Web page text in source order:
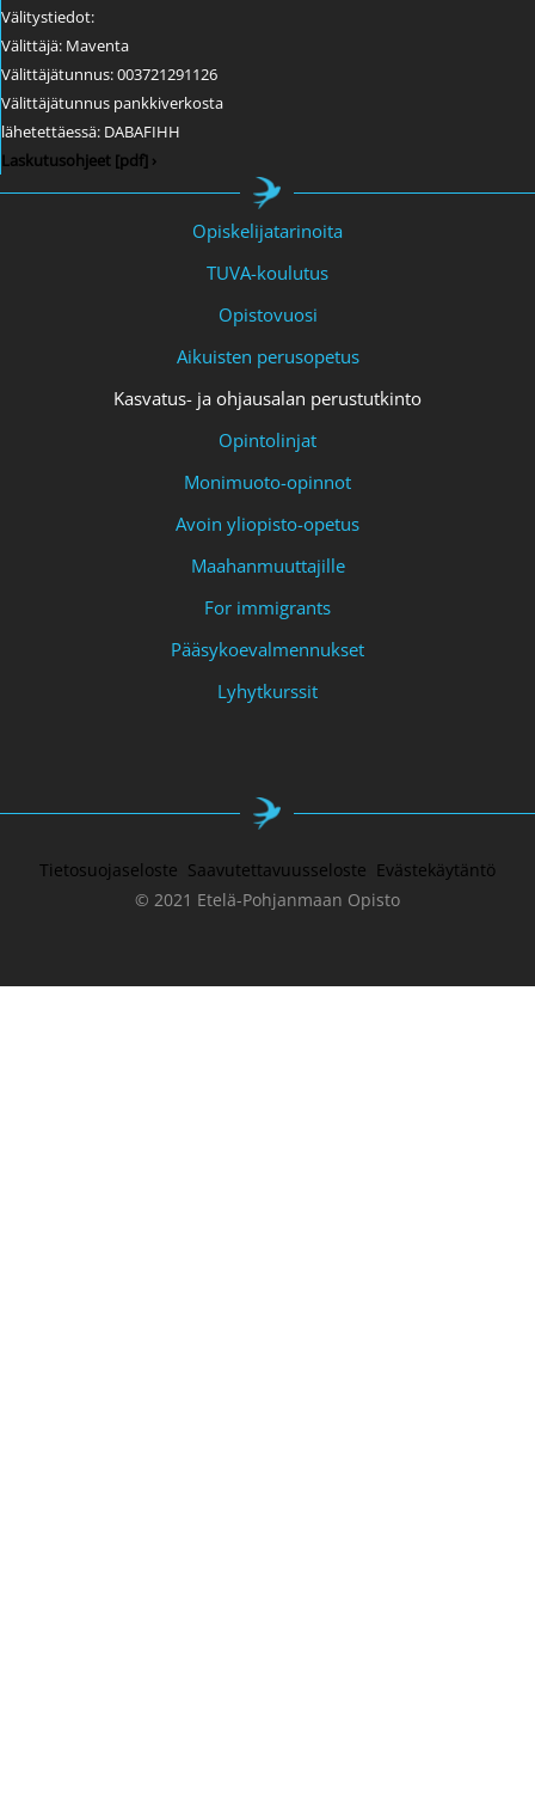
Välitystiedot:
Välittäjä: Maventa
Välittäjätunnus: 003721291126
Välittäjätunnus pankkiverkosta
lähetettäessä: DABAFIHH
Laskutusohjeet [pdf] ›
Opiskelijatarinoita
TUVA-koulutus
Opistovuosi
Aikuisten perusopetus
Kasvatus- ja ohjausalan perustutkinto
Opintolinjat
Monimuoto-opinnot
Avoin yliopisto-opetus
Maahanmuuttajille
For immigrants
Pääsykoevalmennukset
Lyhytkurssit
Tietosuojaseloste Saavutettavuusseloste Evästekäytäntö
© 2021 Etelä-Pohjanmaan Opisto